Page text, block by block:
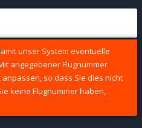
unser System eventuelle
angegebener Flugnummer
so dass Sie dies nicht
keine Flugnummer haben,